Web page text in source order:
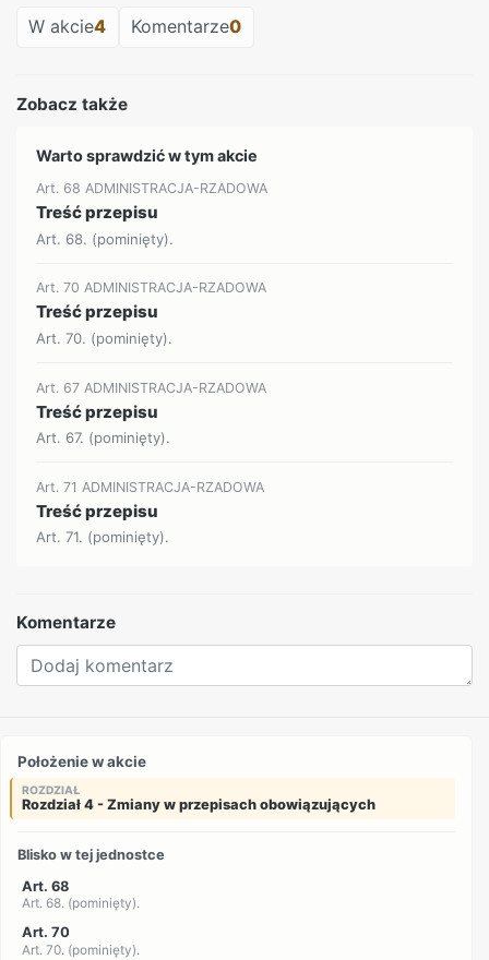
W akcie4 Komentarze0
Zobacz także
Warto sprawdzić w tym akcie
Art. 68 ADMINISTRACJA-RZADOWA
Treść przepisu
Art. 68. (pominięty).
Art. 70 ADMINISTRACJA-RZADOWA
Treść przepisu
Art. 70. (pominięty).
Art. 67 ADMINISTRACJA-RZADOWA
Treść przepisu
Art. 67. (pominięty).
Art. 71 ADMINISTRACJA-RZADOWA
Treść przepisu
Art. 71. (pominięty).
Komentarze
Położenie w akcie
ROZDZIAŁ
Rozdział 4 - Zmiany w przepisach obowiązujących
Blisko w tej jednostce
Art. 68
Art. 68. (pominięty).
Art. 70
Art. 70. (pominięty).